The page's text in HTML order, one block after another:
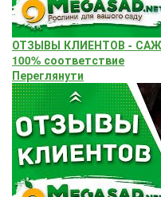
ОТЗЫВЫ КЛИЕНТОВ -
100% соответствие
Переглянути